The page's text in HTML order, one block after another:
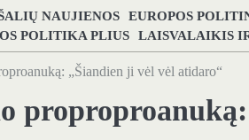
NAUJIENOS EUROPOS
POLITIKA PLIUS LAISVALAIKIS
„Šiandien ji vėl vėl atidaro“
proproproanuką: